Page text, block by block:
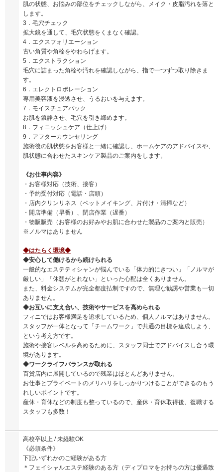
肌の状態、お悩みの部位をチェックしながら、メイク・皮脂汚れを落と
します。
3．毛穴チェック
拡大鏡を通して、毛穴状態をくまなく確認。
4．エクスフォリエーション
古い角質や角栓をやわらげます。
5．エクストラクション
毛穴に詰まった角栓や汚れを確認しながら、指で一つずつ取り除きま
す。
6．エレクトロポレーション
専用美容液を浸透させ、うるおいを与えます。
7．モイスチュアパック
お肌を鎮静させ、毛穴を引き締めます。
8．フィニッシュケア（仕上げ）
9．アフターカウンセリング
施術後の肌状態をお客様と一緒に確認し、ホームケアのアドバイスや、
肌状態に合わせたスキンケア製品のご案内をします。
《お仕事内容》
・お客様対応（技術、接客）
・予約受付対応（電話・店頭）
・店内クリンリネス（ベットメイキング、片付け・清掃など）
・開店準備（早番）、閉店作業（遅番）
・物販販売（お客様のお好みやお肌に合わせた製品のご案内と販売）
※ノルマはありません
◆はたらく環境◆
◆安心して働けるから続けられる
一般的なエステティシャンが悩んでいる「体力的にきつい」「ノルマが
厳しい」「休憩がとれない」といった心配は全くありません。
また、料金システムが完全都度払制ですので、無理な勧誘や営業も一切
ありません。
◆お互いに支え合い、技術やサービスを高められる
フィニではお客様満足を追求しているため、個人ノルマはありません。
スタッフが一体となって「チームワーク」で共通の目標を達成しよう、
という考え方です。
施術や接客レベルを高めるために、スタッフ同士でアドバイスし合う環
境があります。
◆ワークライフバランスが取れる
百貨店内に展開しているので残業はほとんどありません。
お仕事とプライベートのメリハリをしっかりつけることができるのもう
れしいポイントです。
産休・育休などの制度も整っているので、産休・育休取得後、復職する
スタッフも多数！
高校卒以上 / 未経験OK
《必須条件》
下記いずれかのご経験がある方
＊フェイシャルエステ経験のある方（ディプロマをお持ちの方は優遇致